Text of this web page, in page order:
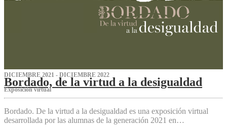
DICIEMBRE 2021 - DICIEMBRE 2022
Bordado, de la virtud a la desigualdad
Exposición virtual‌
Bordado. De la virtud a la desigualdad es una exposición virtual
desarrollada por las alumnas de la generación 2021 en…